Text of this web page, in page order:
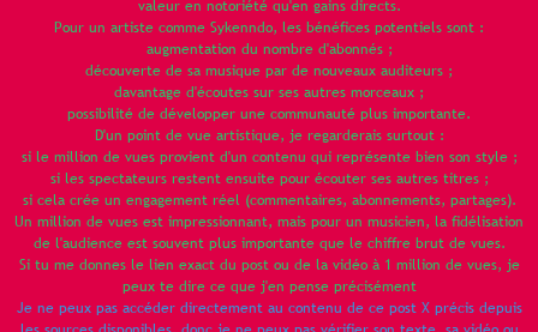
valeur en notoriété qu'en gains directs.
Pour un artiste comme Sykenndo, les bénéfices potentiels sont :
augmentation du nombre d'abonnés ;
découverte de sa musique par de nouveaux auditeurs ;
davantage d'écoutes sur ses autres morceaux ;
possibilité de développer une communauté plus importante.
D'un point de vue artistique, je regarderais surtout :
si le million de vues provient d'un contenu qui représente bien son style ;
si les spectateurs restent ensuite pour écouter ses autres titres ;
si cela crée un engagement réel (commentaires, abonnements, partages).
Un million de vues est impressionnant, mais pour un musicien, la fidélisation
de l'audience est souvent plus importante que le chiffre brut de vues.
Si tu me donnes le lien exact du post ou de la vidéo à 1 million de vues, je
peux te dire ce que j'en pense précisément
Je ne peux pas accéder directement au contenu de ce post X précis depuis